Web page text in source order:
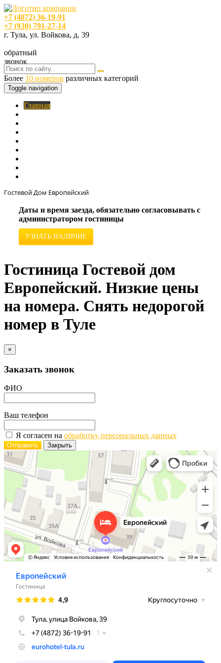
+7 (4872) 36-19-91
+7 (930) 791-27-14
г. Тула, ул. Войкова, д. 39
обратный
звонок
Более 10 номеров различных категорий
Toggle navigation
Главная
Гостевой Дом Европейский
Даты и время заезда, обязательно согласовывать с
администратором гостиницы
УЗНАТЬ НАЛИЧИЕ
Гостиница Гостевой дом
Европейский. Низкие цены
на номера. Снять недорогой
номер в Туле
×
Заказать звонок
ФИО
Ваш телефон
Я согласен на обработку персональных данных
Отправить Закрыть